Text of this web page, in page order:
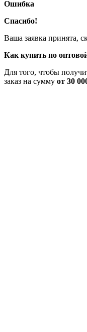
Ошибка
Спасибо!
Ваша заявка принята,
Как купить по
Для того, чтобы
заказ на сумму от 30